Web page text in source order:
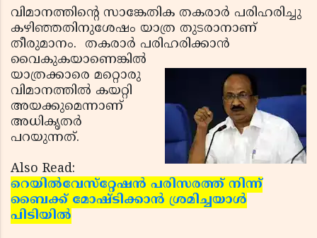
വിമാനത്തിന്റെ സാങ്കേതിക തകരാര്‍ പരിഹരിച്ചു
കഴിഞ്ഞതിനുശേഷം യാത്ര തുടരാനാണ്
തീരുമാനം. തകരാര്‍ പരിഹരിക്കാന്‍
വൈകുകയാണെങ്കില്‍
യാത്രക്കാരെ മറ്റൊരു
വിമാനത്തില്‍ കയറ്റി
അയക്കുമെന്നാണ്
അധികൃതര്‍
പറയുന്നത്.
Also Read:
റെയില്‍വേസ്‌റ്റേഷന്‍ പരിസരത്ത് നിന്ന്
ബൈക്ക് മോഷ്ടിക്കാന്‍ ശ്രമിച്ചയാള്‍
പിടിയില്‍